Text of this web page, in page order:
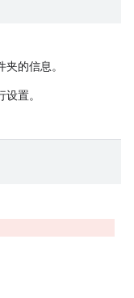
的信息。
置。